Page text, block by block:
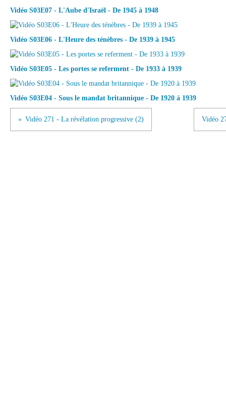
Vidéo S03E07 - L'Aube d'Israël - De 1945 à 1948
Vidéo S03E06 - L'Heure des ténèbres - De 1939 à 1945
Vidéo S03E05 - Les portes se referment - De 1933 à 1939
Vidéo S03E04 - Sous le mandat britannique - De 1920 à 1939
Vidéo 271 - La révélation progressive (2) Vidéo